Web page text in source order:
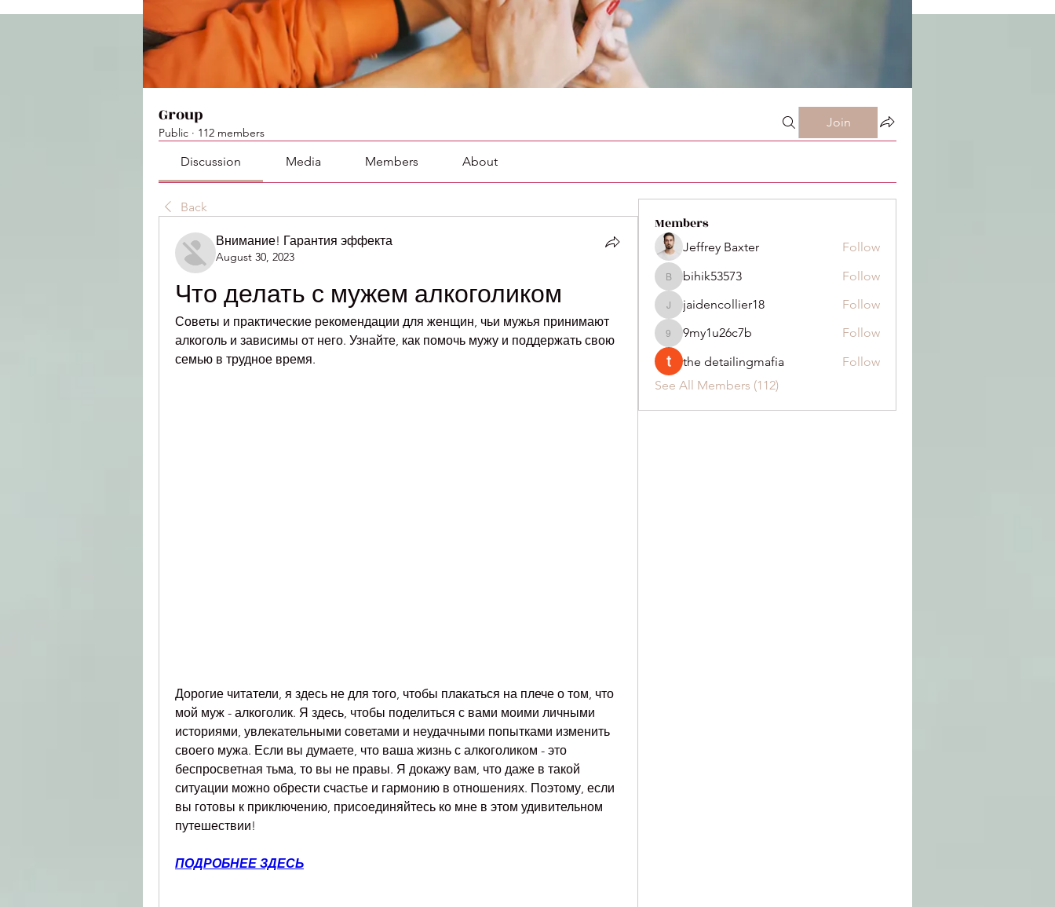
Group
Public · 112 members
Join
Discussion Media Members About
Back
Внимание! Гарантия эффекта
August 30, 2023
Что делать с мужем алкоголиком
Советы и практические рекомендации для женщин, чьи мужья принимают
алкоголь и зависимы от него. Узнайте, как помочь мужу и поддержать свою
семью в трудное время.
Дорогие читатели, я здесь не для того, чтобы плакаться на плече о том, что
мой муж - алкоголик. Я здесь, чтобы поделиться с вами моими личными
историями, увлекательными советами и неудачными попытками изменить
своего мужа. Если вы думаете, что ваша жизнь с алкоголиком - это
беспросветная тьма, то вы не правы. Я докажу вам, что даже в такой
ситуации можно обрести счастье и гармонию в отношениях. Поэтому, если
вы готовы к приключению, присоединяйтесь ко мне в этом удивительном
путешествии!
ПОДРОБНЕЕ ЗДЕСЬ
Members
Jeffrey Baxter Follow
bihik53573
bihik53573 Follow
jaidencollier18
jaidencollier18 Follow
9my1u26c7b
9my1u26c7b
Follow
the detailingmafia
Follow
See All Members (112)